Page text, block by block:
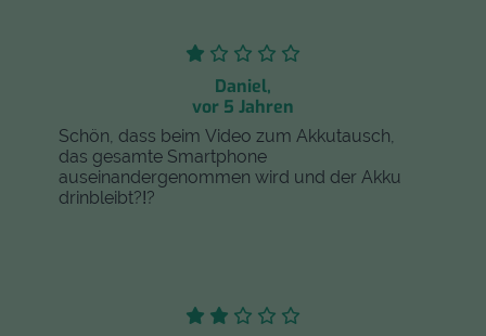
Minuten ohne Probleme geschafft.
Daniel,
vor 5 Jahren
Schön, dass beim Video zum Akkutausch,
das gesamte Smartphone
auseinandergenommen wird und der Akku
drinbleibt?!?